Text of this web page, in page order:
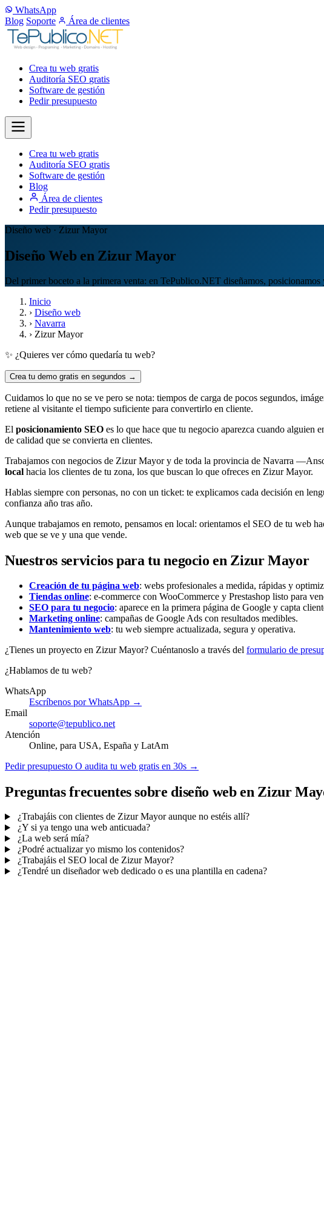
WhatsApp
Blog Soporte Área de clientes
Crea tu web gratis
Auditoría SEO gratis
Software de gestión
Pedir presupuesto
Crea tu web gratis
Auditoría SEO gratis
Software de gestión
Blog
Área de clientes
Pedir presupuesto
Diseño web · Zizur Mayor
Diseño Web en Zizur Mayor
Del primer boceto a la primera venta: en TePublico.NET diseñamos,
Inicio
› Diseño web
› Navarra
› Zizur Mayor
✨ ¿Quieres ver cómo quedaría tu web?
Crea tu demo gratis en segundos →
Cuidamos lo que no se ve pero se nota: tiempos de carga de pocos segundos,
retiene al visitante el tiempo suficiente para convertirlo en cliente.
El posicionamiento SEO es lo que hace que tu negocio aparezca cuando
de calidad que se convierta en clientes.
Trabajamos con negocios de Zizur Mayor y de toda la provincia de Navarra
local hacia los clientes de tu zona, los que buscan lo que ofreces en Zizur Mayor.
Hablas siempre con personas, no con un ticket: te explicamos cada decisión en
confianza año tras año.
Aunque trabajamos en remoto, pensamos en local: orientamos el SEO de tu web
web que se ve y una que vende.
Nuestros servicios para tu negocio en Zizur Mayor
Creación de tu página web: webs profesionales a medida, rápidas y
Tiendas online: e-commerce con WooCommerce y Prestashop listo para
SEO para tu negocio: aparece en la primera página de Google y capta
Marketing online: campañas de Google Ads con resultados medibles.
Mantenimiento web: tu web siempre actualizada, segura y operativa.
¿Tienes un proyecto en Zizur Mayor? Cuéntanoslo a través del formulario de
¿Hablamos de tu web?
WhatsApp
Escríbenos por WhatsApp →
Email
soporte@tepublico.net
Atención
Online, para USA, España y LatAm
Pedir presupuesto O audita tu web gratis en 30s →
Preguntas frecuentes sobre diseño web en Zizur
¿Trabajáis con clientes de Zizur Mayor aunque no estéis allí?
¿Y si ya tengo una web anticuada?
¿La web será mía?
¿Podré actualizar yo mismo los contenidos?
¿Trabajáis el SEO local de Zizur Mayor?
¿Tendré un diseñador web dedicado o es una plantilla en cadena?